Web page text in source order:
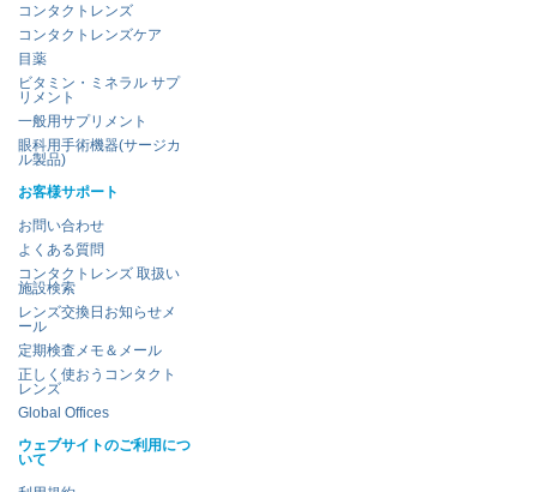
コンタクトレンズ
コンタクトレンズケア
目薬
ビタミン・ミネラル サプ
リメント
一般用サプリメント
眼科用手術機器(サージカ
ル製品)
お客様サポート
お問い合わせ
よくある質問
コンタクトレンズ 取扱い
施設検索
レンズ交換日お知らせメ
ール
定期検査メモ＆メール
正しく使おうコンタクト
レンズ
Global Offices
ウェブサイトのご利用につ
いて